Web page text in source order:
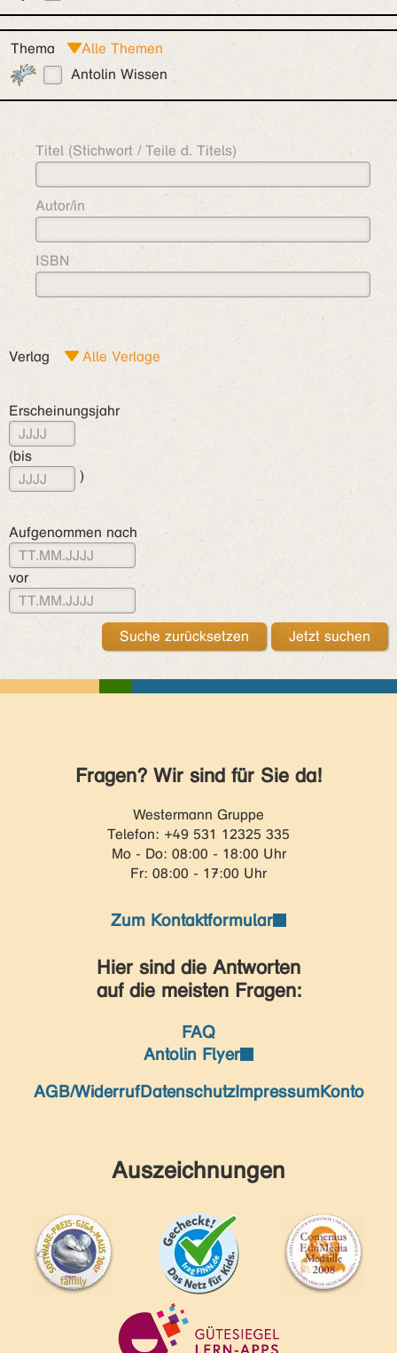
Thema
Antolin Wissen
Titel (Stichwort / Teile d. Titels)
Autor/in
ISBN
Verlag
Erscheinungsjahr
(bis
)
Aufgenommen nach
vor
Jetzt suchen